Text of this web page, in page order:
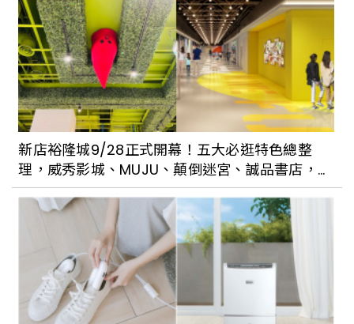
新店裕隆城9/28正式開幕！五大必逛特色總整
理，威秀影城、MUJU、顛倒迷宮、誠品書店，每
一層都好好逛